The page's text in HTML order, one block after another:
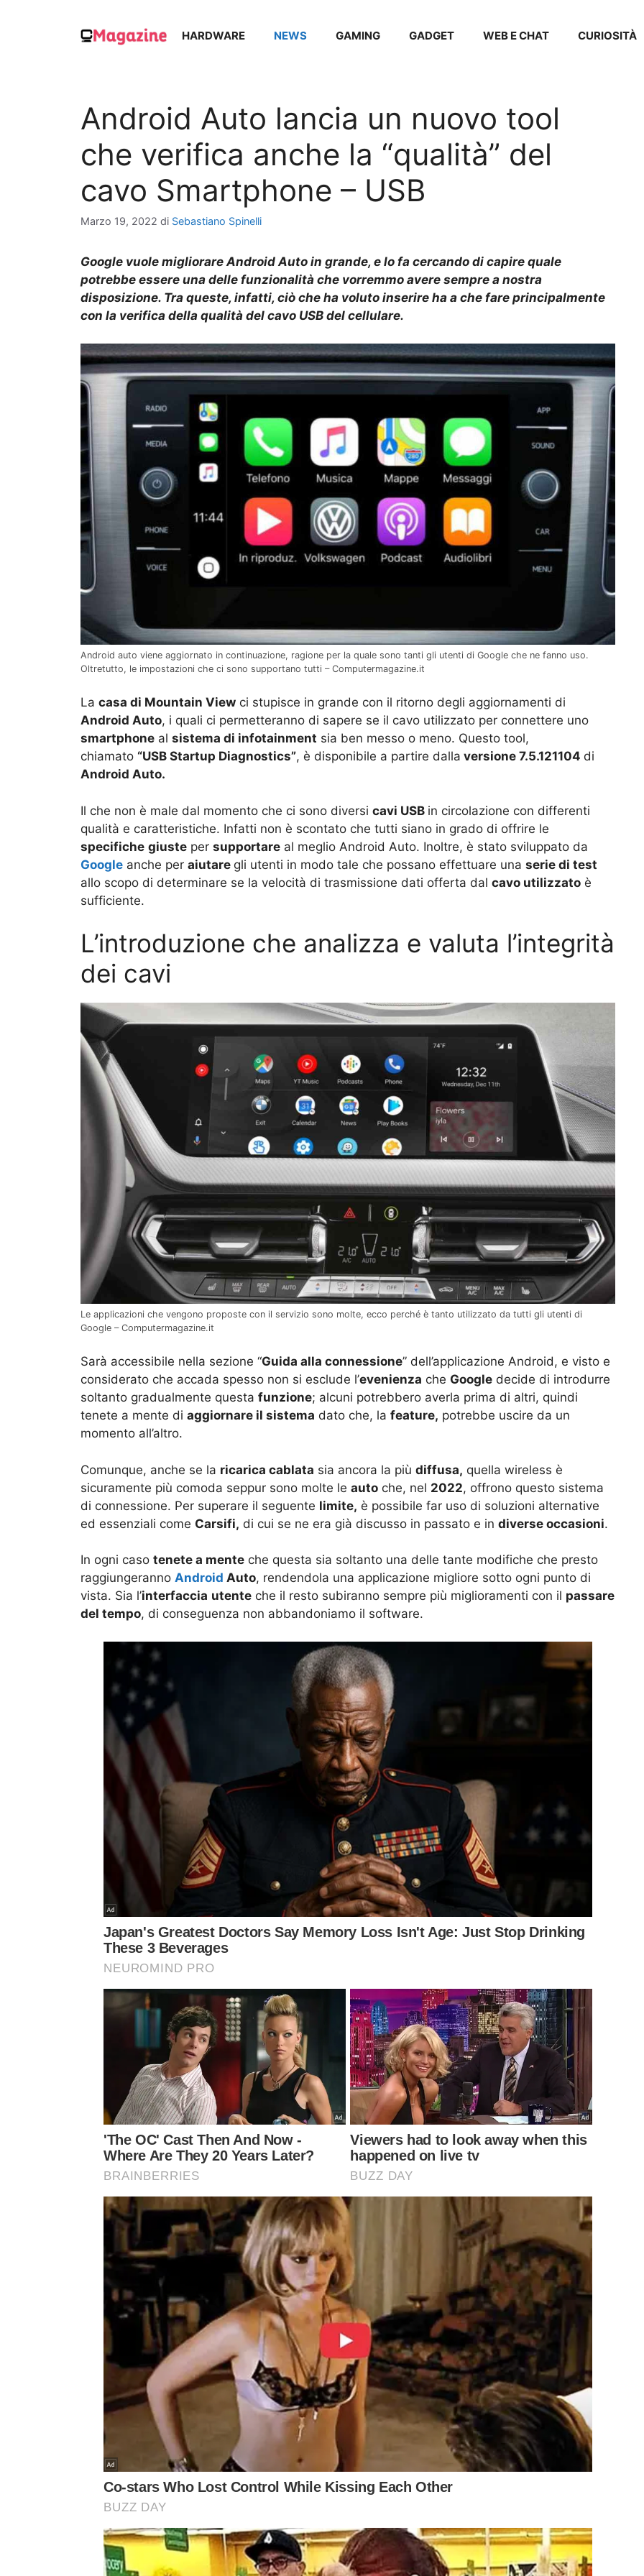
HARDWARE NEWS GAMING GADGET WEB E CHAT CURIOSITÀ
Android Auto lancia un nuovo tool
che verifica anche la “qualità” del
cavo Smartphone – USB
Marzo 19, 2022 di Sebastiano Spinelli
Google vuole migliorare Android Auto in grande, e lo fa cercando di capire quale
potrebbe essere una delle funzionalità che vorremmo avere sempre a nostra
disposizione. Tra queste, infatti, ciò che ha voluto inserire ha a che fare principalmente
con la verifica della qualità del cavo USB del cellulare.
Android auto viene aggiornato in continuazione, ragione per la quale sono tanti gli utenti di Google che ne fanno uso.
Oltretutto, le impostazioni che ci sono supportano tutti – Computermagazine.it
La casa di Mountain View ci stupisce in grande con il ritorno degli aggiornamenti di
Android Auto, i quali ci permetteranno di sapere se il cavo utilizzato per connettere uno
smartphone al sistema di infotainment sia ben messo o meno. Questo tool,
chiamato “USB Startup Diagnostics”, è disponibile a partire dalla versione 7.5.121104 di
Android Auto.
Il che non è male dal momento che ci sono diversi cavi USB in circolazione con differenti
qualità e caratteristiche. Infatti non è scontato che tutti siano in grado di offrire le
specifiche giuste per supportare al meglio Android Auto. Inoltre, è stato sviluppato da
Google anche per aiutare gli utenti in modo tale che possano effettuare una serie di test
allo scopo di determinare se la velocità di trasmissione dati offerta dal cavo utilizzato è
sufficiente.
L’introduzione che analizza e valuta l’integrità
dei cavi
Le applicazioni che vengono proposte con il servizio sono molte, ecco perché è tanto utilizzato da tutti gli utenti di
Google – Computermagazine.it
Sarà accessibile nella sezione “Guida alla connessione” dell’applicazione Android, e visto e
considerato che accada spesso non si esclude l’evenienza che Google decide di introdurre
soltanto gradualmente questa funzione; alcuni potrebbero averla prima di altri, quindi
tenete a mente di aggiornare il sistema dato che, la feature, potrebbe uscire da un
momento all’altro.
Comunque, anche se la ricarica cablata sia ancora la più diffusa, quella wireless è
sicuramente più comoda seppur sono molte le auto che, nel 2022, offrono questo sistema
di connessione. Per superare il seguente limite, è possibile far uso di soluzioni alternative
ed essenziali come Carsifi, di cui se ne era già discusso in passato e in diverse occasioni.
In ogni caso tenete a mente che questa sia soltanto una delle tante modifiche che presto
raggiungeranno Android Auto, rendendola una applicazione migliore sotto ogni punto di
vista. Sia l’interfaccia utente che il resto subiranno sempre più miglioramenti con il passare
del tempo, di conseguenza non abbandoniamo il software.